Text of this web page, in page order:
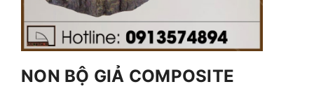
NON BỘ GIẢ COMPOSITE